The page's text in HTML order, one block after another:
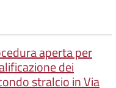
aperta per
dei
stralcio in Via